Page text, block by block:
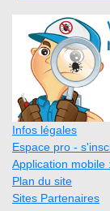
Infos légales
Espace pro -
Application mobile
Plan du site
Sites Partenaires